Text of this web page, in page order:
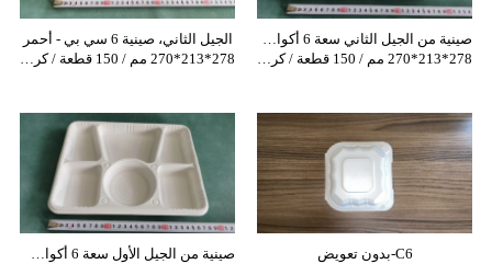
الجيل الثاني، صينية 6 سي بي - أحمر
278*213*270 مم / 150 قطعة / كرتونة
صينية من الجيل الأول سعة 6 أكواب - لون عاجي
278*213*270 مم / 150 قطعة / كرتونة
C6-بدون تعويض